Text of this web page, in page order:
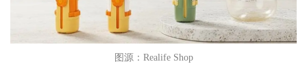
图源：Realife Shop